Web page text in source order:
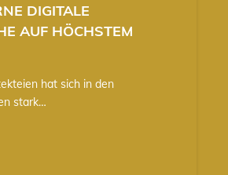
DIGITALE
AUF HÖCHSTEM
hat sich in den
stark…